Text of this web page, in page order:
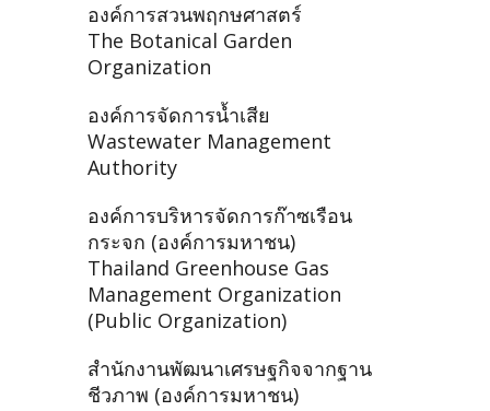
องค์การสวนพฤกษศาสตร์
The Botanical Garden
Organization
องค์การจัดการน้ำเสีย
Wastewater Management
Authority
องค์การบริหารจัดการก๊าซเรือน
กระจก (องค์การมหาชน)
Thailand Greenhouse Gas
Management Organization
(Public Organization)
สำนักงานพัฒนาเศรษฐกิจจากฐาน
ชีวภาพ (องค์การมหาชน)